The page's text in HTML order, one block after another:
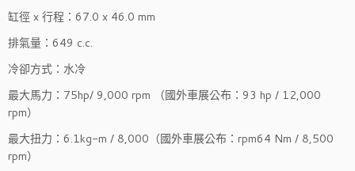
缸徑 x 行程：67.0 x 46.0 mm
排氣量：649 c.c.
冷卻方式：水冷
最大馬力：75hp/ 9,000 rpm （國外車展公布：93 hp / 12,000
rpm）
最大扭力：6.1kg-m / 8,000（國外車展公布：rpm64 Nm / 8,500
rpm）